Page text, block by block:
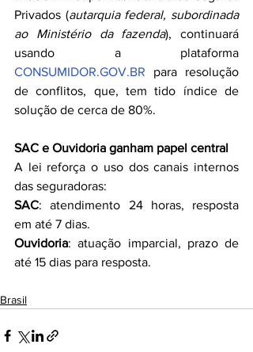
Privados (autarquia federal, subordinada
ao Ministério da fazenda), continuará
CONSUMIDOR.GOV.BR para resolução
de conflitos, que, tem tido índice de
solução de cerca de 80%.
SAC e Ouvidoria ganham papel central
A lei reforça o uso dos canais internos
das seguradoras:
SAC: atendimento 24 horas, resposta
em até 7 dias.
Ouvidoria: atuação imparcial, prazo de
até 15 dias para resposta.
Brasil